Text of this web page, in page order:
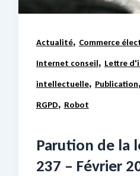
Actualité, Commerce
Internet conseil, Lettre
intellectuelle, Publication,
RGPD, Robot
Parution de la
237 – Février